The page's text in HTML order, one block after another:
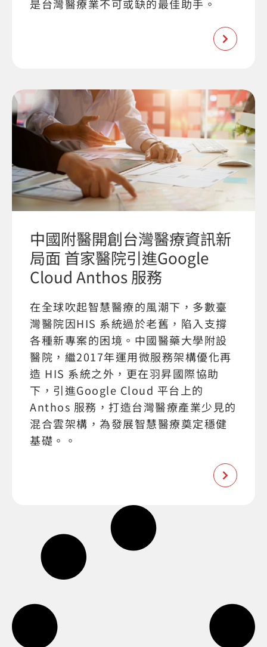
是台灣醫療業不可或缺的最佳助手。
中國附醫開創台灣醫療資訊新
局面 首家醫院引進Google
Cloud Anthos 服務
在全球吹起智慧醫療的風潮下，多數臺
灣醫院因HIS 系統過於老舊，陷入支撐
各種新專案的困境。中國醫藥大學附設
醫院，繼2017年運用微服務架構優化再
造 HIS 系統之外，更在羽昇國際協助
下，引進Google Cloud 平台上的
Anthos 服務，打造台灣醫療產業少見的
混合雲架構，為發展智慧醫療奠定穩健
基礎。。